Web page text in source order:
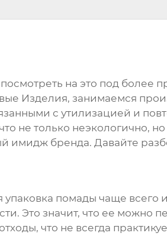
на это под более
Изделия, занимаемся
с утилизацией и
не только неэкологично,
имидж бренда. Давайте
упаковка помады чаще всего
Это значит, что ее можно
что не всегда